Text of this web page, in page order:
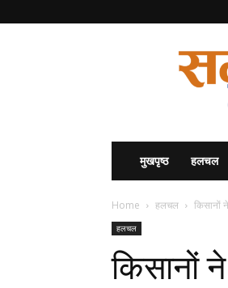
मुखपृष्ठ हलचल
Home हलचल किसानों
हलचल
किसानों